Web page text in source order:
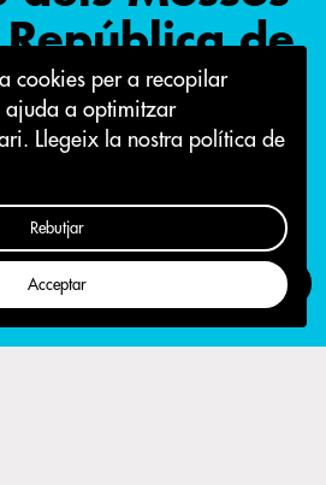
cookies per a recopilar
ajuda a optimitzar
Llegeix la nostra política de
Rebutjar
Acceptar
de
Campanya